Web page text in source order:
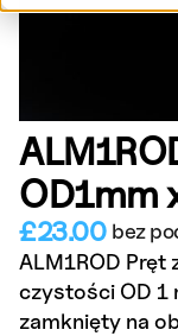
OD1mm
£23.00 bez
ALM1ROD Pręt
czystości OD 1
zamknięty na